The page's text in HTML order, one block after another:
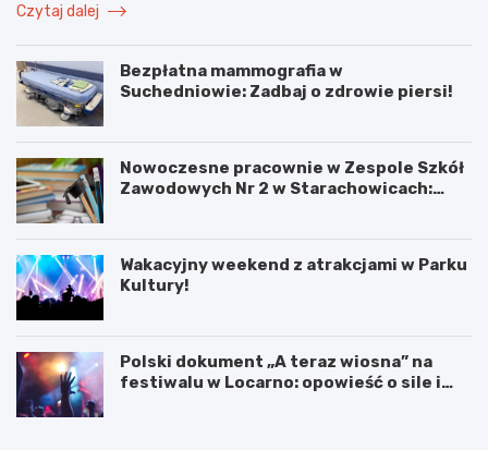
Czytaj dalej
Bezpłatna mammografia w
Suchedniowie: Zadbaj o zdrowie piersi!
Nowoczesne pracownie w Zespole Szkół
Zawodowych Nr 2 w Starachowicach:
Wakacyjny weekend z atrakcjami w Parku
Kultury!
Polski dokument „A teraz wiosna” na
festiwalu w Locarno: opowieść o sile i
F
W